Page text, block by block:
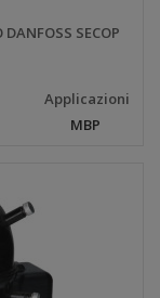
DANFOSS SECOP
Applicazioni
MBP